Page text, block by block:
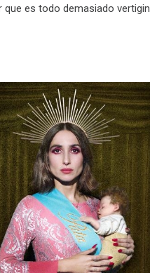
que es todo demasiado